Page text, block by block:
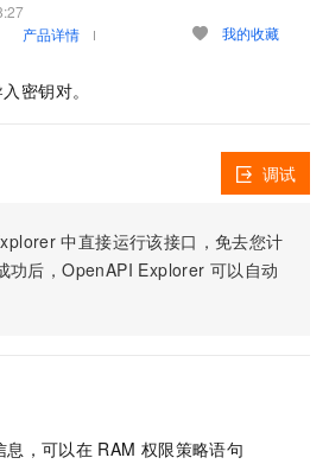
产品详情 我的收藏
密钥对。
中直接运行该接口，免去您计
功后，OpenAPI Explorer 可以自动
调试
息，可以在 RAM 权限策略语句